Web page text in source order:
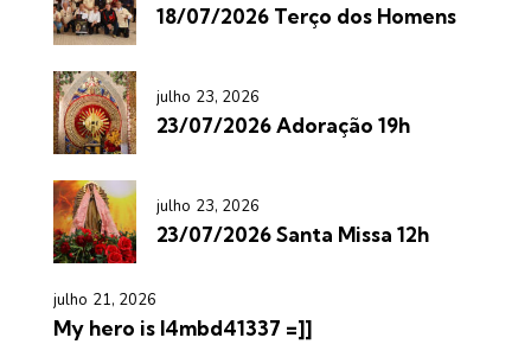
18/07/2026 Terço dos Homens
julho 23, 2026
23/07/2026 Adoração 19h
julho 23, 2026
23/07/2026 Santa Missa 12h
julho 21, 2026
My hero is l4mbd41337 =]]